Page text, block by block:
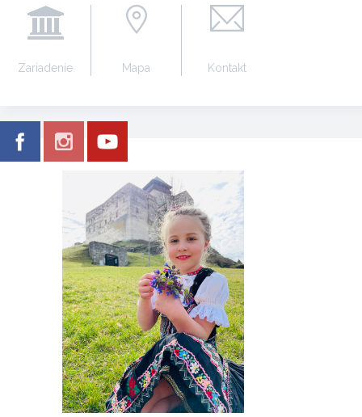
Zariadenie Mapa Kontakt